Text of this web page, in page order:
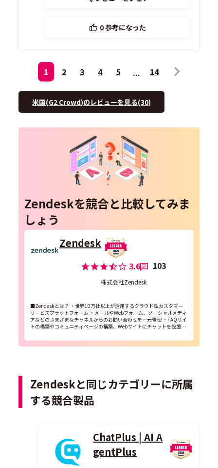
0参考になった
1 2 3 4 5 14
米国(G2 Crowd)のレビューを見る(30)
Zendeskを競合と比較してみま
しょう
Zendesk
3.6 103
株式会社Zendesk
■Zendeskとは？ ・世界10万社以上が活用するクラウド型カスタマー
サービスプラットフォーム ・メールやWebフォーム、ソーシャルメディ
アなどのさまざまなチャネルからのお問い合わせを一元管理 ・FAQサイ
トの構築やコミュニティページの構築、Webサイトにチャットを設置、
Zendeskと同じカテゴリーに所属
する競合製品
ChatPlus | AI A
gentPlus